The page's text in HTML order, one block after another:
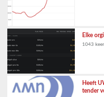
Elke
1043
Heeft
tender